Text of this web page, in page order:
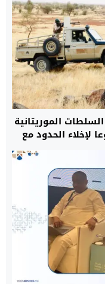
الموريتانية
لإخلاء الحدود مع